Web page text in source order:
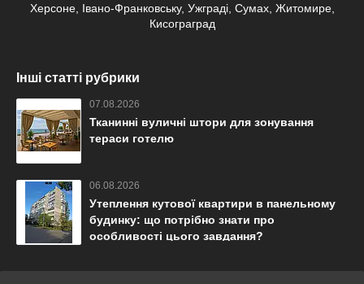
Херсоне, Івано-Франковську, Ужграді, Сумах, Житомире,
Кисограград
Інші статті рубрики
07.08.2026
Тканинні вуличні штори для зонування
тераси готелю
06.08.2026
Утеплення кутової квартири в панельному
будинку: що потрібно знати про
особливості цього завдання?